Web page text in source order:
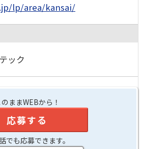
lp/area/kansai/
ック
のままWEBから！
応募する
でも応募できます。